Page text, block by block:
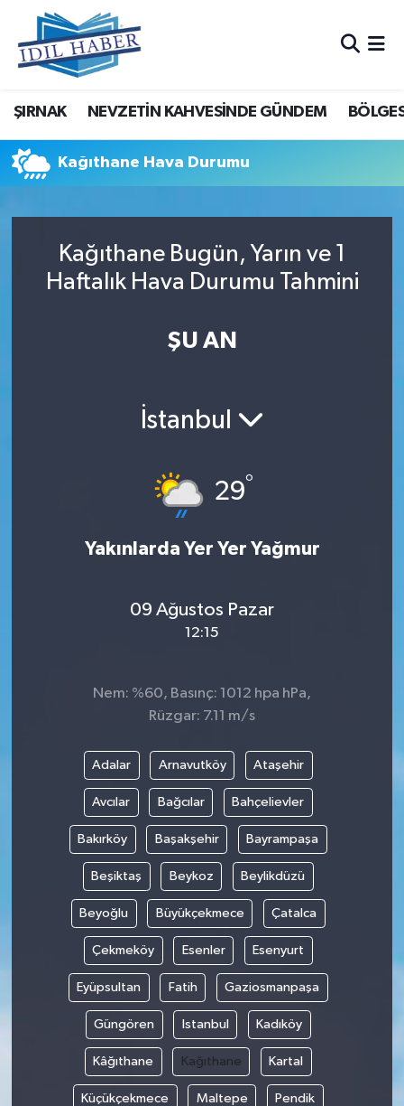
ŞIRNAK NEVZETİN KAHVESİNDE GÜNDEM
Kağıthane Hava Durumu
Kağıthane Bugün, Yarın ve 1
Haftalık Hava Durumu Tahmini
ŞU AN
İstanbul
29°
Yakınlarda Yer Yer Yağmur
09 Ağustos Pazar
12:15
Nem: %60, Basınç: 1012 hpa hPa,
Rüzgar: 7.11 m/s
Adalar Arnavutköy Ataşehir
Avcılar Bağcılar Bahçelievler
Bakırköy Başakşehir Bayrampaşa
Beşiktaş Beykoz Beylikdüzü
Beyoğlu Büyükçekmece Çatalca
Çekmeköy Esenler Esenyurt
Eyüpsultan Fatih Gaziosmanpaşa
Güngören Istanbul Kadıköy
Kâğıthane Kağıthane Kartal
Küçükçekmece Maltepe Pendik
Nöbetçi Eczaneler
Hava Durumu
Trafik Durumu
Tüm Manşetler